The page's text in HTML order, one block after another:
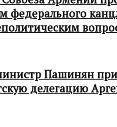
федерального
Пашинян
делегацию